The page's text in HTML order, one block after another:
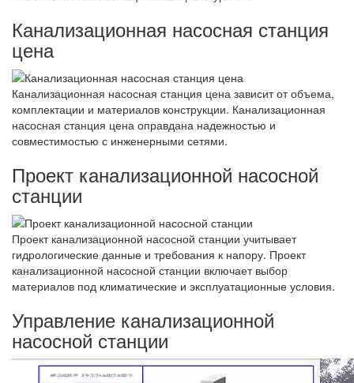
Канализационная насосная станция
цена
Канализационная насосная станция цена зависит от объема,
комплектации и материалов конструкции. Канализационная
насосная станция цена оправдана надежностью и
совместимостью с инженерными сетями.
Проект канализационной насосной
станции
Проект канализационной насосной станции учитывает
гидрологические данные и требования к напору. Проект
канализационной насосной станции включает выбор
материалов под климатические и эксплуатационные условия.
Управление канализационной
насосной станции